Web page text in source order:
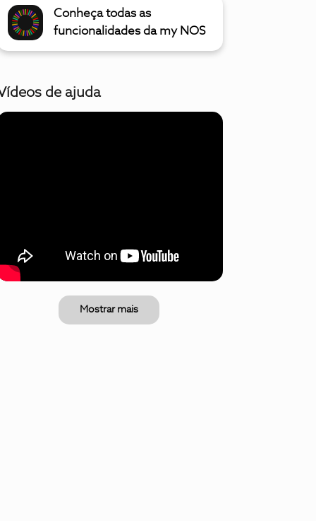
Conheça todas as
funcionalidades da my NOS
de ajuda
Mostrar mais